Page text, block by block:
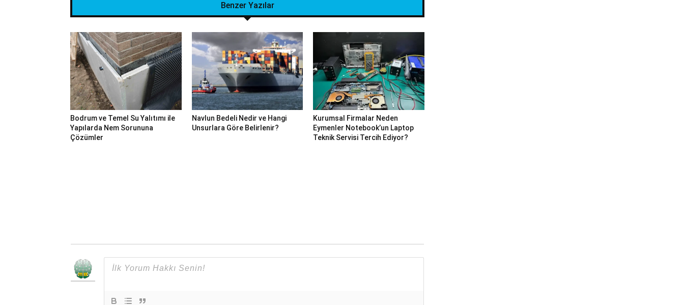
Benzer Yazılar
Bodrum ve Temel Su Yalıtımı ile
Yapılarda Nem Sorununa
Çözümler
Navlun Bedeli Nedir ve Hangi
Unsurlara Göre Belirlenir?
Kurumsal Firmalar Neden
Eymenler Notebook’un Laptop
Teknik Servisi Tercih Ediyor?